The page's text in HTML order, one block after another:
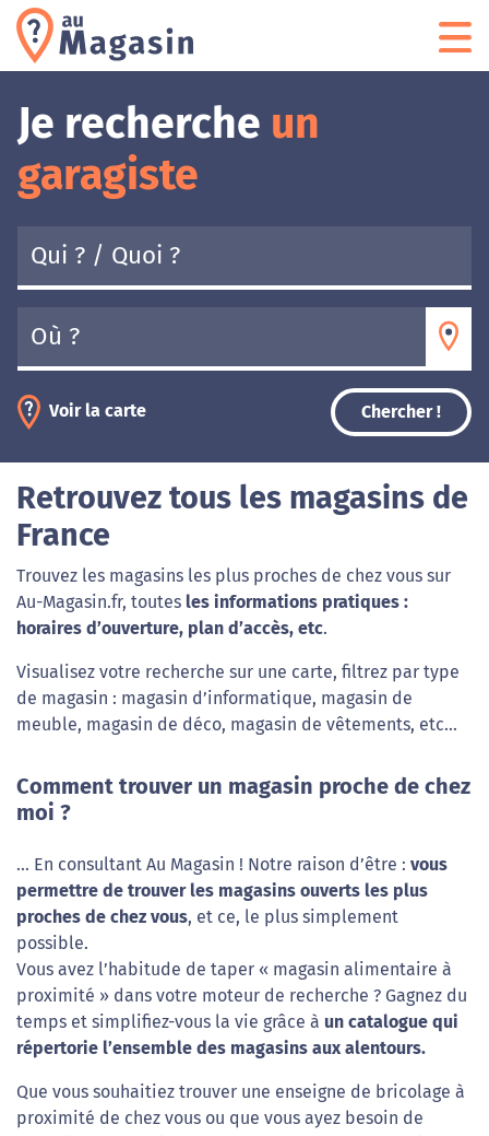
Je recherche un
garagiste
Où ?
Voir la carte Chercher !
Retrouvez tous les magasins de
France
Trouvez les magasins les plus proches de chez vous sur
Au-Magasin.fr, toutes les informations pratiques :
horaires d’ouverture, plan d’accès, etc.
Visualisez votre recherche sur une carte, filtrez par type
de magasin : magasin d’informatique, magasin de
meuble, magasin de déco, magasin de vêtements, etc…
Comment trouver un magasin proche de chez
moi ?
… En consultant Au Magasin ! Notre raison d’être : vous
permettre de trouver les magasins ouverts les plus
proches de chez vous, et ce, le plus simplement
possible.
Vous avez l’habitude de taper « magasin alimentaire à
proximité » dans votre moteur de recherche ? Gagnez du
temps et simplifiez-vous la vie grâce à un catalogue qui
répertorie l’ensemble des magasins aux alentours.
Que vous souhaitiez trouver une enseigne de bricolage à
proximité de chez vous ou que vous ayez besoin de